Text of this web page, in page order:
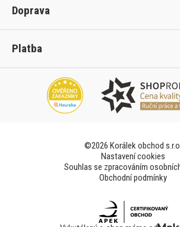
Doprava
Platba
©2026 Korálek obchod s.r.o.
Nastavení cookies
Souhlas se zpracováním
Obchodní podmínky